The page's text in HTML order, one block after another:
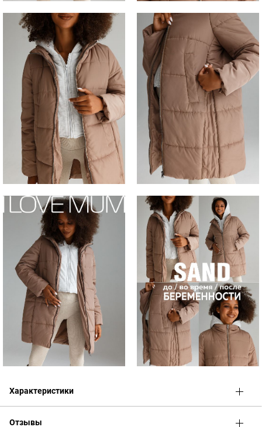
Характеристики
Отзывы